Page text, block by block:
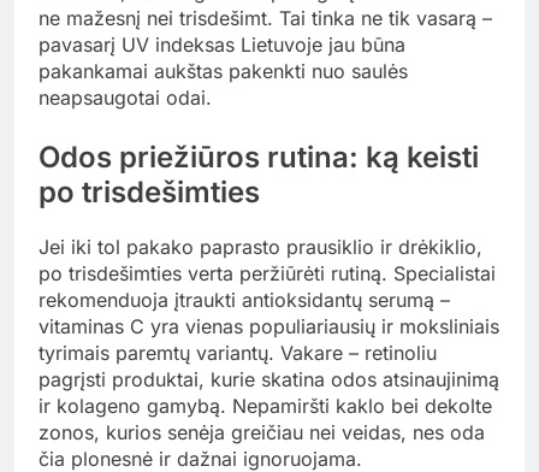
ne mažesnį nei trisdešimt. Tai tinka ne tik vasarą –
pavasarį UV indeksas Lietuvoje jau būna
pakankamai aukštas pakenkti nuo saulės
neapsaugotai odai.
Odos priežiūros rutina: ką keisti
po trisdešimties
Jei iki tol pakako paprasto prausiklio ir drėkiklio,
po trisdešimties verta peržiūrėti rutiną. Specialistai
rekomenduoja įtraukti antioksidantų serumą –
vitaminas C yra vienas populiariausių ir moksliniais
tyrimais paremtų variantų. Vakare – retinoliu
pagrįsti produktai, kurie skatina odos atsinaujinimą
ir kolageno gamybą. Nepamiršti kaklo bei dekolte
zonos, kurios senėja greičiau nei veidas, nes oda
čia plonesnė ir dažnai ignoruojama.